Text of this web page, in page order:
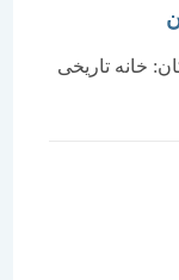
18:30 مکان: خانه تاریخی